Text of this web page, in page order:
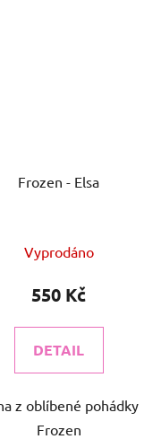
Frozen - Elsa
Vyprodáno
550 Kč
DETAIL
z oblíbené pohádky
Frozen